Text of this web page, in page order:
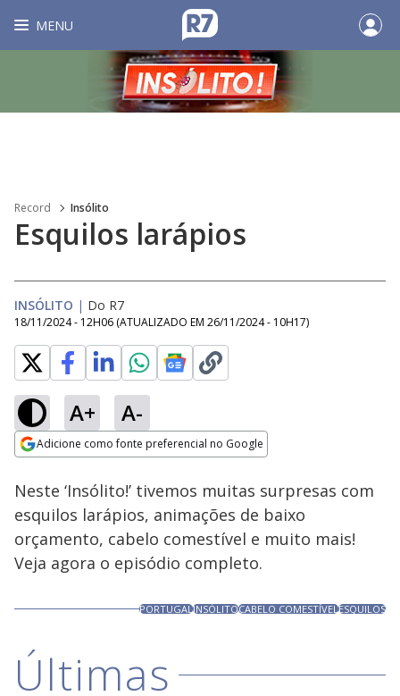
MENU
Record Insólito
Esquilos larápios
INSÓLITO | Do R7
18/11/2024 - 12H06 (ATUALIZADO EM 26/11/2024 - 10H17)
A+ A-
Adicione como fonte preferencial no Google
Ativar
Loaded:
6.48%
Neste ‘Insólito!’ tivemos muitas surpresas com
esquilos larápios, animações de baixo
orçamento, cabelo comestível e muito mais!
Veja agora o episódio completo.
PORTUGALINSÓLITOCABELO COMESTÍVELESQUILOS
Últimas